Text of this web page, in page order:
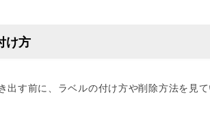
け方
出す前に、ラベルの付け方や削除方法を見